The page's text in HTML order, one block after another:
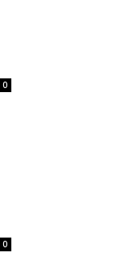
0
0